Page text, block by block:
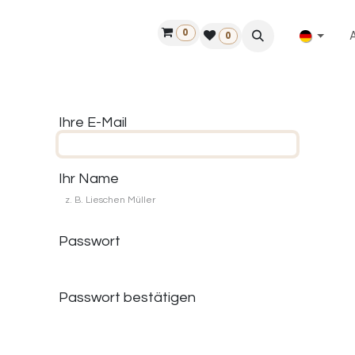
Finde einen Händler
0 0
Ihre E-Mail
Ihr Name
Passwort
Passwort bestätigen